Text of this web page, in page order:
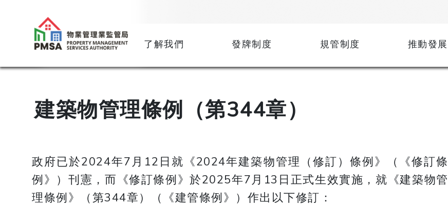
了解我們 發牌制度 規管制度 推動發展
建築物管理條例（第344章）
政府已於2024年7月12日就《2024年建築物管理（修訂）條例》（《修訂條
例》）刊憲，而《修訂條例》於2025年7月13日正式生效實施，就《建築物管
理條例》（第344章）（《建管條例》）作出以下修訂：